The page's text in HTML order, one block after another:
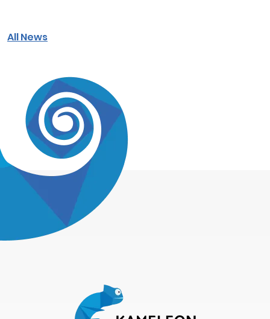
All News